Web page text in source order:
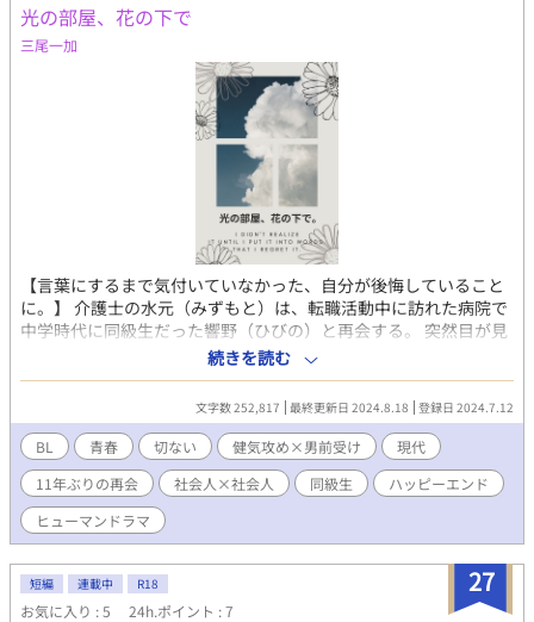
光の部屋、花の下で
三尾一加
【言葉にするまで気付いていなかった、自分が後悔していること
に。】 介護士の水元（みずもと）は、転職活動中に訪れた病院で
中学時代に同級生だった響野（ひびの）と再会する。 突然目が見
えなくなって病院を訪れたという響野を放っておけず、サポート
を申し出た水元だが、中学生の頃、ひそかに恋愛感情を抱いてい
た響野にどう接するべきか悩む。 一方、過酷な状況に置かれた響
野も、水元の温かさに触れるうちに友情だけではない感情を彼に
抱きはじめるのだが――。 ＊－‥－‥－‥－‥－‥－‥－‥－＊
・『ポケットのなかの空』番外編。本編のストーリーを水元サイ
ドから書いています。 ・性描写のある回には「※」マークが付き
ます。 ＊－‥－‥－‥－‥－‥－‥－‥－＊ ※本編はこちら 『ポ
ケットのなかの空』
第三者による無断著作物利用を禁止します
続きを読む
文字数 252,817 最終更新日 2024.8.18 登録日 2024.7.12
BL 青春 切ない 健気攻め×男前受け
現代
11年ぶりの再会
社会人×社会人 同級生
ハッピーエンド
ヒューマンドラマ
27
短編 連載中 R18
お気に入り : 5 24h.ポイント : 7